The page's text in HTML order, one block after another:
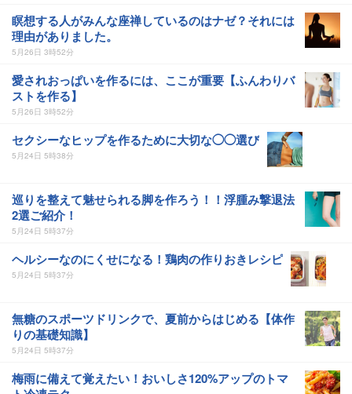
瞑想する人がみんな座禅しているのはナゼ？それには
理由がありました。
5月26日 3時52分
愛されおっぱいを作るには、ここが重要【ふんわりバ
ストを作る】
5月26日 3時52分
セクシーなヒップを作るために大切な◯◯選び
5月24日 5時38分
巡りを整えて魅せられる脚を作ろう！！浮腫み撃退法
2選ご紹介！
5月24日 5時37分
ヘルシーなのにくせになる！鶏肉の作りおきレシピ
5月24日 5時37分
無糖のスポーツドリンクで、夏前からはじめる【体作
りの基礎知識】
5月24日 5時37分
梅雨に備えて覚えたい！おいしさ120%アップのトマ